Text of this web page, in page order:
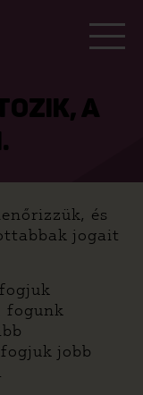
A
és
jogait
fogunk
jobb